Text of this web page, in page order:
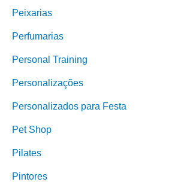
Peixarias
Perfumarias
Personal Training
Personalizações
Personalizados para Festa
Pet Shop
Pilates
Pintores